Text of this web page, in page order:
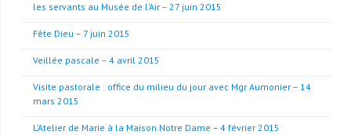
les servants au Musée de l’Air – 27 juin 2015
Fête Dieu – 7 juin 2015
Veillée pascale – 4 avril 2015
Visite pastorale : office du milieu du jour avec Mgr Aumonier – 14
mars 2015
L’Atelier de Marie à la Maison Notre Dame – 4 février 2015